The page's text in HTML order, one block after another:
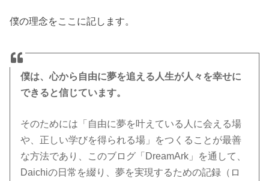
僕の理念をここに記します。
僕は、心から自由に夢を追える人生が人々を幸せに
できると信じています。
そのためには「自由に夢を叶えている人に会える場
や、正しい学びを得られる場」をつくることが最善
な方法であり、このブログ「DreamArk」を通して、
Daichiの日常を綴り、夢を実現するための記録（ロ